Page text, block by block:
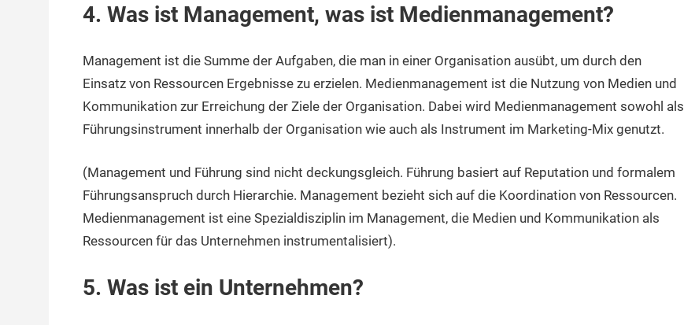
4. Was ist Management, was ist Medienmanagement?
Management ist die Summe der Aufgaben, die man in einer Organisation ausübt, um durch den
Einsatz von Ressourcen Ergebnisse zu erzielen. Medienmanagement ist die Nutzung von Medien und
Kommunikation zur Erreichung der Ziele der Organisation. Dabei wird Medienmanagement sowohl als
Führungsinstrument innerhalb der Organisation wie auch als Instrument im Marketing-Mix genutzt.
(Management und Führung sind nicht deckungsgleich. Führung basiert auf Reputation und formalem
Führungsanspruch durch Hierarchie. Management bezieht sich auf die Koordination von Ressourcen.
Medienmanagement ist eine Spezialdisziplin im Management, die Medien und Kommunikation als
Ressourcen für das Unternehmen instrumentalisiert).
5. Was ist ein Unternehmen?